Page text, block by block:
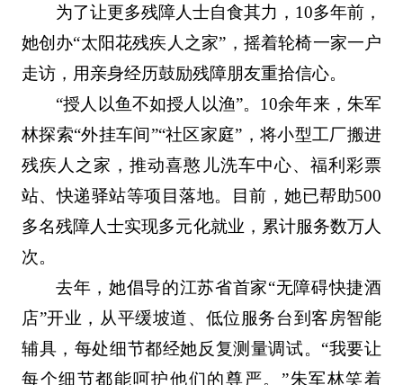
为了让更多残障人士自食其力，10多年前，
她创办“太阳花残疾人之家”，摇着轮椅一家一户
走访，用亲身经历鼓励残障朋友重拾信心。
“授人以鱼不如授人以渔”。10余年来，朱军
林探索“外挂车间”“社区家庭”，将小型工厂搬进
残疾人之家，推动喜憨儿洗车中心、福利彩票
站、快递驿站等项目落地。目前，她已帮助500
多名残障人士实现多元化就业，累计服务数万人
次。
去年，她倡导的江苏省首家“无障碍快捷酒
店”开业，从平缓坡道、低位服务台到客房智能
辅具，每处细节都经她反复测量调试。“我要让
每个细节都能呵护他们的尊严。”朱军林笑着